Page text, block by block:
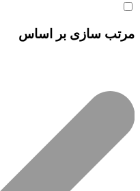
مرتب سازی بر اساس